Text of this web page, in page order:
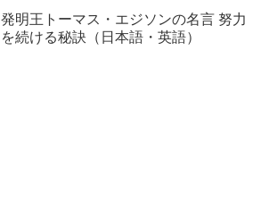
発明王トーマス・エジソンの名言 努力
を続ける秘訣（日本語・英語）